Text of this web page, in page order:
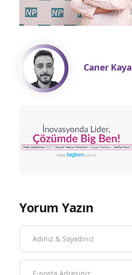
Caner Kaya
Yorum Yazın